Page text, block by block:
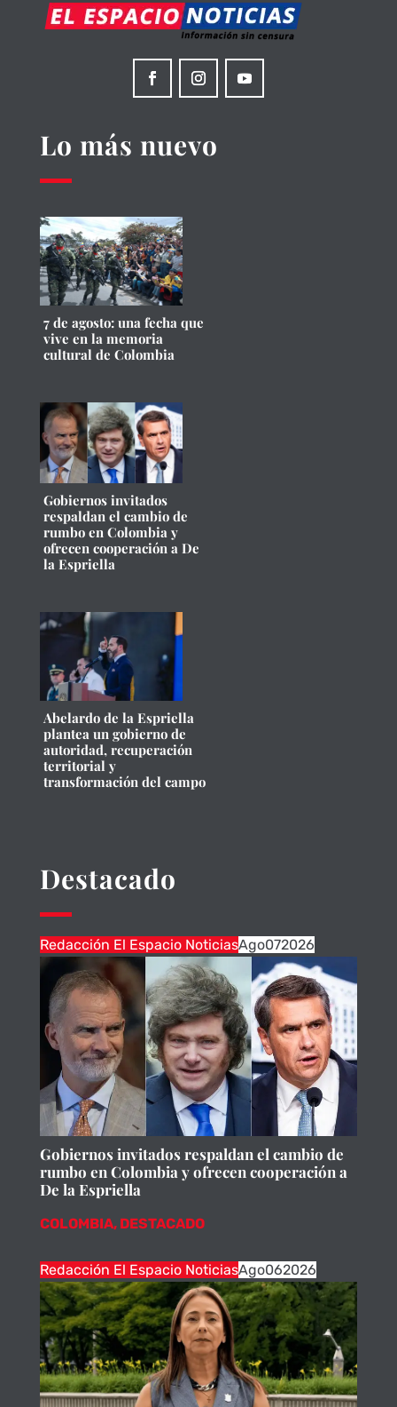
Lo más nuevo
7 de agosto: una fecha que
vive en la memoria
cultural de Colombia
Gobiernos invitados
respaldan el cambio de
rumbo en Colombia y
ofrecen cooperación a De
la Espriella
Abelardo de la Espriella
plantea un gobierno de
autoridad, recuperación
territorial y
transformación del campo
Destacado
Redacción El Espacio NoticiasAgo072026
Gobiernos invitados respaldan el cambio de
rumbo en Colombia y ofrecen cooperación a
De la Espriella
COLOMBIA, DESTACADO
Redacción El Espacio NoticiasAgo062026